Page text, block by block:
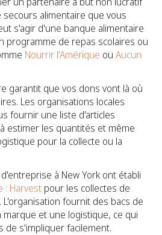
alimentaire que vous
s'agir d'une banque alimentaire
programme de repas scolaires ou
Nourrir l'Amérique ou Aucun
garantit que vos dons vont là où
Les organisations locales
fournir une liste d'articles
estimer les quantités et même
pour la collecte ou la
à New York ont établi
: Harvest pour les collectes de
fournit des bacs de
marque et une logistique, ce qui
s'impliquer facilement.